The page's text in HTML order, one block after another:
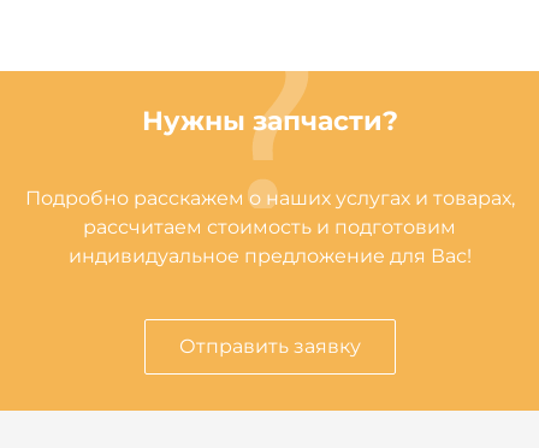
Нужны запчасти?
Подробно расскажем о наших услугах и товарах,
рассчитаем стоимость и подготовим
индивидуальное предложение для Вас!
Отправить заявку